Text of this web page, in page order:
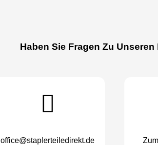
Haben Sie Fragen Zu
office@staplerteiledirekt.de